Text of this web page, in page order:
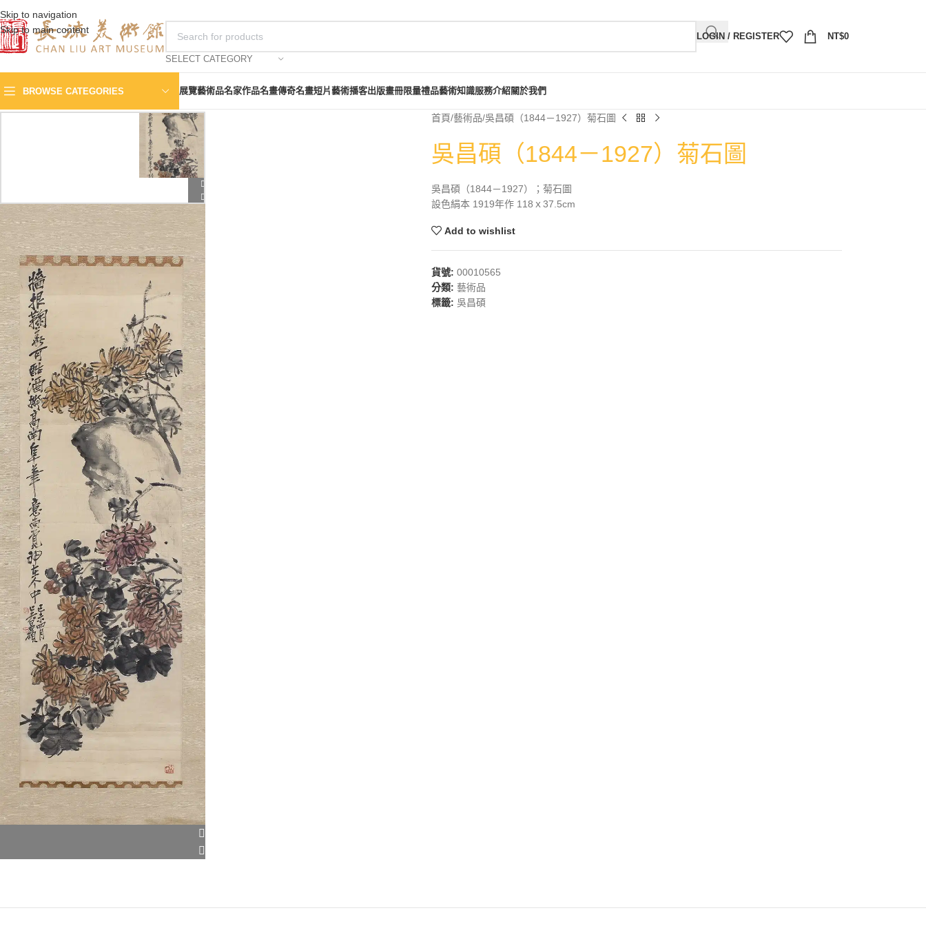
Skip to navigation
Skip to main content
SELECT CATEGORY
LOGIN / REGISTER NT$0
BROWSE CATEGORIES 展覽藝術品名家作品名畫傳奇名畫短片藝術播客出版畫冊限量禮品藝術知識服務介紹關於我們
首頁 藝術品 吳昌碩（1844－1927）菊石圖
吳昌碩（1844－1927）菊石圖
吳昌碩（1844－1927）；菊石圖
設色絹本 1919年作 118ｘ37.5cm
Add to wishlist
貨號: 00010565
分類: 藝術品
標籤: 吳昌碩